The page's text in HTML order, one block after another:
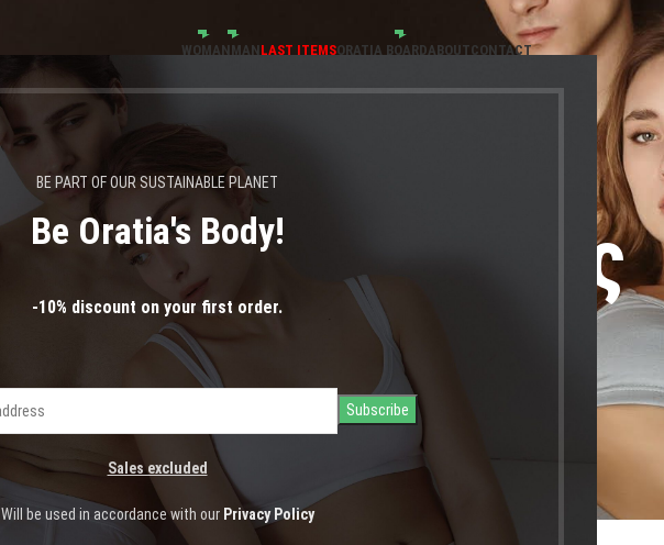
BE PART OF OUR SUSTAINABLE PLANET
Be Oratia's Body!
-10% discount on your first order.
Sales excluded
Will be used in accordance with our Privacy Policy
WOMANMANLAST ITEMSORATIA BOARDABOUTCONTACT
χωρις ραφές
Προϊόντα με ετικέτα “χωρις ραφές”